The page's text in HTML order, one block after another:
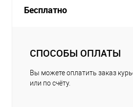
Бесплатно
СПОСОБЫ ОПЛАТЫ
Вы можете оплатить заказ
или по счёту.